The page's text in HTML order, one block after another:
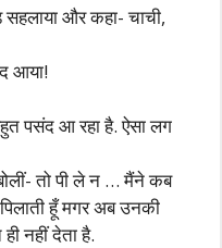
और कहा- चाची,
आया!
पसंद आ रहा है. ऐसा लग
तो पी ले न … मैंने कब
हूँ मगर अब उनकी
नहीं देता है.